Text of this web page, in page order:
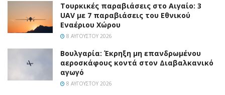
Τουρκικές παραβιάσεις στο Αιγαίο: 3
UAV με 7 παραβιάσεις του Εθνικού
Εναέριου Χώρου
8 ΑΥΓΟΎΣΤΟΥ 2026
Βουλγαρία: Έκρηξη μη επανδρωμένου
αεροσκάφους κοντά στον Διαβαλκανικό
αγωγό
8 ΑΥΓΟΎΣΤΟΥ 2026